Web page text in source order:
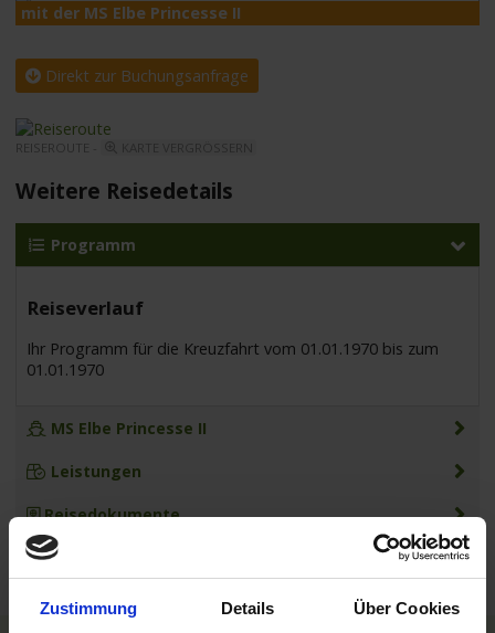
Zustimmung Details Über Cookies
Schiffe
Über uns
Suche
mit der MS Elbe Princesse II
Direkt zur Buchungsanfrage
REISEROUTE -
Weitere Reisedetails
Programm
Reiseverlauf
Ihr Programm für die Kreuzfahrt vom 01.01.1970 bis zum
01.01.1970
MS Elbe Princesse II
Leistungen
Reisedokumente